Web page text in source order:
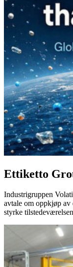
Ettiketto
Industrigruppen
avtale om oppkjøp
styrke